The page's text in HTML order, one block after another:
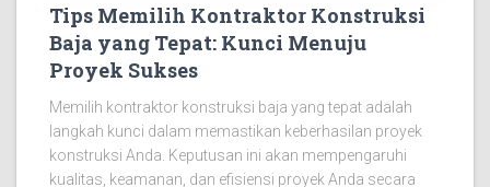
Tips Memilih Kontraktor Konstruksi
Baja yang Tepat: Kunci Menuju
Proyek Sukses
Memilih kontraktor konstruksi baja yang tepat adalah
langkah kunci dalam memastikan keberhasilan proyek
konstruksi Anda. Keputusan ini akan mempengaruhi
kualitas, keamanan, dan efisiensi proyek Anda secara